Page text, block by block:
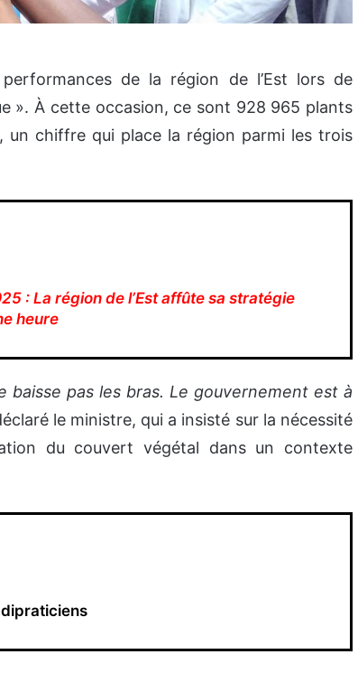
de la région de l’Est lors de
». À cette occasion, ce sont 928 965 plants
chiffre qui place la région parmi les trois
: La région de l’Est affûte sa stratégie
heure
baisse pas les bras. Le gouvernement est à
le ministre, qui a insisté sur la nécessité
du couvert végétal dans un contexte